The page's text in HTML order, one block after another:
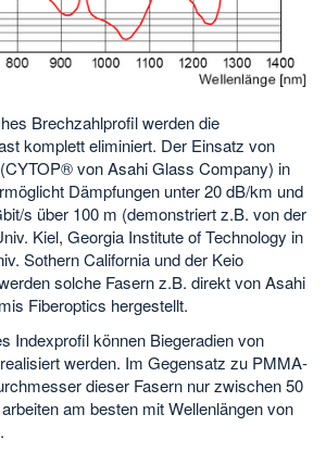
Brechzahlprofil werden die
komplett eliminiert. Der Einsatz von
von Asahi Glass Company) in
Dämpfungen unter 20 dB/km und
s über 100 m (demonstriert z.B. von der
Kiel, Georgia Institute of Technology in
Sothern California und der Keio
solche Fasern z.B. direkt von Asahi
Fiberoptics hergestellt.
Indexprofil können Biegeradien von
werden. Im Gegensatz zu PMMA-
dieser Fasern nur zwischen 50
am besten mit Wellenlängen von